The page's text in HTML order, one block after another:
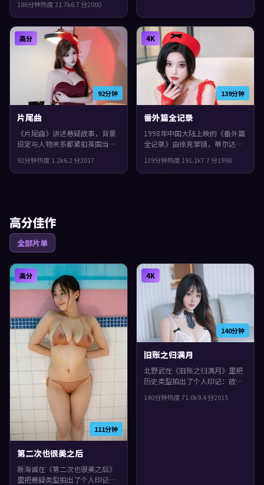
演。镜头语言偏写实，细节里埋
着伏笔，片尾余味很足。
186分钟热度21.7k6.7分2000
92分钟
高分
片尾曲
《片尾曲》讲述悬疑故事，背景
设定与人物关系都紧扣英国当下
谋执导，刘亦菲、白宇、张译领
衔。影片在类型框架里仍保留了
92分钟热度 1.2k6.2 分2017
139分钟
4K
番外篇全记录
1998年中国大陆上映的《番外篇
全记录》由徐克掌镜，蒂尔达·
绎。类型上偏历史，群像戏份饱
满，配角也有完整弧光，片尾余
139分钟热度 191.1k7.7分1998
高分佳作
全部片单
111分钟
高分
第二次也很美之后
新海诚在《第二次也很美之后》
里把悬疑类型拍出了个人印记：
140分钟
4K
旧账之归满月
北野武在《旧账之归满月》里把
历史类型拍出了个人印记：故事
面。主演包括袁泉、小松菜奈、
140分钟热度71.0k9.4分2015